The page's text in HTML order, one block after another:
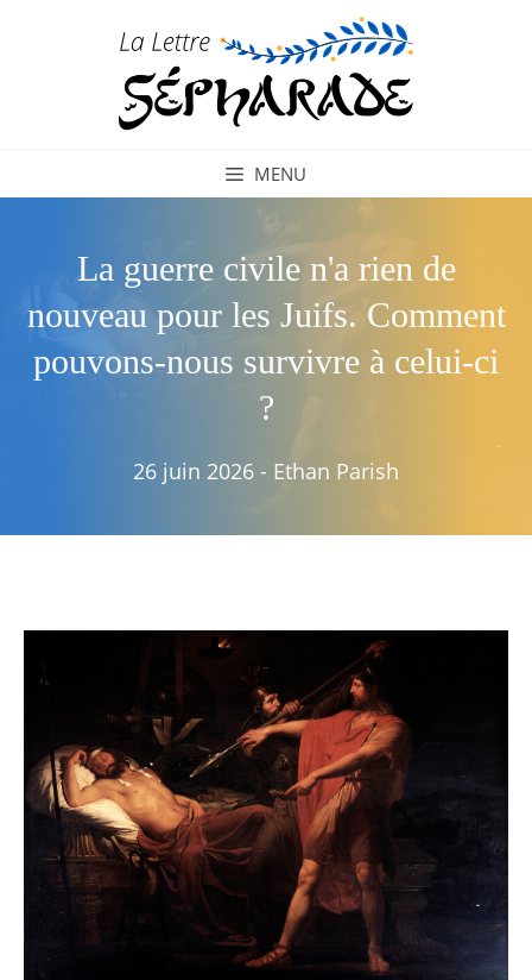
MENU
La guerre civile n'a rien de
nouveau pour les Juifs. Comment
pouvons-nous survivre à celui-ci
?
26 juin 2026 - Ethan Parish